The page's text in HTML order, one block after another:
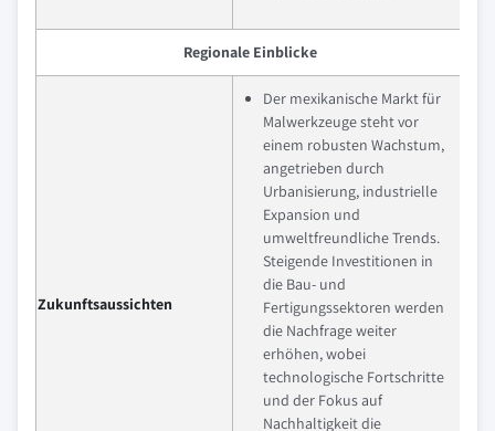
Regionale Einblicke
Zukunftsaussichten
Der mexikanische Markt für
Malwerkzeuge steht vor
einem robusten Wachstum,
angetrieben durch
Urbanisierung, industrielle
Expansion und
umweltfreundliche Trends.
Steigende Investitionen in
die Bau- und
Fertigungssektoren werden
die Nachfrage weiter
erhöhen, wobei
technologische Fortschritte
und der Fokus auf
Nachhaltigkeit die